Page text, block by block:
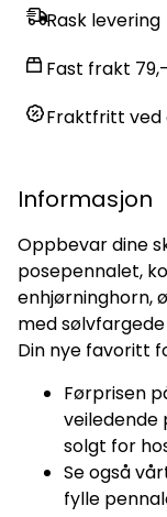
Rask levering
Fast frakt 79,-
Fraktfritt ved
Informasjon
Oppbevar dine
posepennalet,
enhjørninghorn,
med
Din nye favoritt
Førprisen
veiledende
solgt for
Se også
fylle